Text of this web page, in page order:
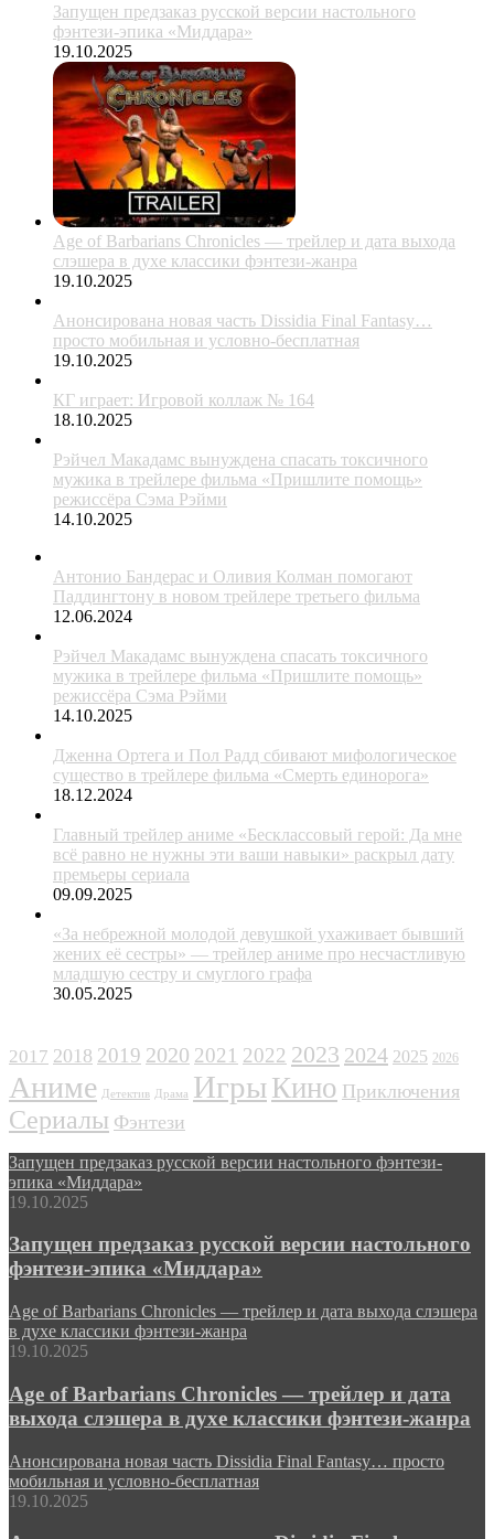
Запущен предзаказ русской версии настольного
фэнтези-эпика «Миддара»
19.10.2025
Age of Barbarians Chronicles — трейлер и дата выхода
слэшера в духе классики фэнтези-жанра
19.10.2025
Анонсирована новая часть Dissidia Final Fantasy…
просто мобильная и условно-бесплатная
19.10.2025
КГ играет: Игровой коллаж № 164
18.10.2025
Рэйчел Макадамс вынуждена спасать токсичного
мужика в трейлере фильма «Пришлите помощь»
режиссёра Сэма Рэйми
14.10.2025
Антонио Бандерас и Оливия Колман помогают
Паддингтону в новом трейлере третьего фильма
12.06.2024
Рэйчел Макадамс вынуждена спасать токсичного
мужика в трейлере фильма «Пришлите помощь»
режиссёра Сэма Рэйми
14.10.2025
Дженна Ортега и Пол Радд сбивают мифологическое
существо в трейлере фильма «Смерть единорога»
18.12.2024
Главный трейлер аниме «Бесклассовый герой: Да мне
всё равно не нужны эти ваши навыки» раскрыл дату
премьеры сериала
09.09.2025
«За небрежной молодой девушкой ухаживает бывший
жених её сестры» — трейлер аниме про несчастливую
младшую сестру и смуглого графа
30.05.2025
2017 2018 2019 2020 2021 2022 2023 2024 2025 2026
Аниме Детектив Драма ИгрыКино Приключения
Сериалы Фэнтези
Запущен предзаказ русской версии настольного фэнтези-
эпика «Миддара»
19.10.2025
Запущен предзаказ русской версии настольного
фэнтези-эпика «Миддара»
Age of Barbarians Chronicles — трейлер и дата выхода слэшера
в духе классики фэнтези-жанра
19.10.2025
Age of Barbarians Chronicles — трейлер и дата
выхода слэшера в духе классики фэнтези-жанра
Анонсирована новая часть Dissidia Final Fantasy… просто
мобильная и условно-бесплатная
19.10.2025